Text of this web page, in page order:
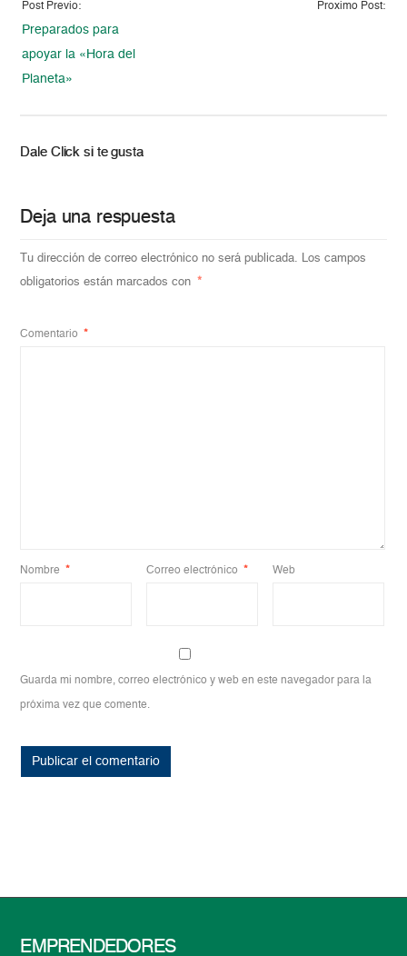
Post Previo:
Preparados para
apoyar la «Hora del
Planeta»
Proximo Post:
Dale Click si te gusta
Deja una respuesta
Tu dirección de correo electrónico no será publicada. Los campos
obligatorios están marcados con
*
Comentario *
Nombre * Correo electrónico * Web
Guarda mi nombre, correo electrónico y web en este navegador para la
próxima vez que comente.
EMPRENDEDORES